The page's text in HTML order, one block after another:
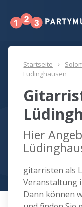
Startseite
Lüdinghausen
Hier
gitarristen als
Veranstaltung
Dann können